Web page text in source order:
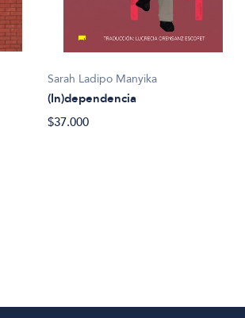
Sarah Ladipo Manyika
(In)dependencia
$37.000